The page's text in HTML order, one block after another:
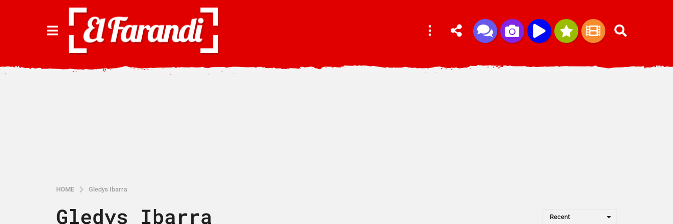
HOME Gledys Ibarra
Gledys Ibarra Recent